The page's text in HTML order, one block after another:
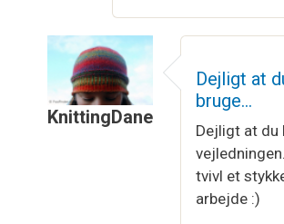
KnittingDane
Din instruktion på
Dejligt at
bruge…
Dejligt at du
tvivl et
arbejde :)